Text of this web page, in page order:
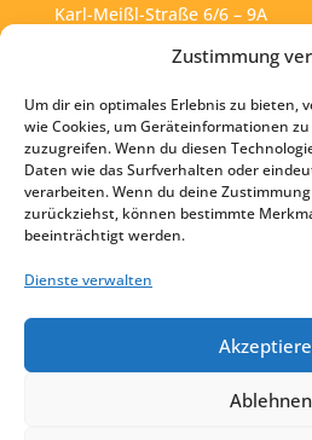
Zustimmung
Um dir ein optimales Erlebnis zu bieten,
wie Cookies, um Geräteinformationen
zuzugreifen. Wenn du diesen
Daten wie das Surfverhalten oder
verarbeiten. Wenn du deine
zurückziehst, können bestimmte
beeinträchtigt werden.
Dienste verwalten
Ablehnen
Karl-Meißl-Straße 6/6 – 9A
Tel:+43 1 925 77 46
Mail: office@fit4int.at
Startseite
Kontakt
Impressum